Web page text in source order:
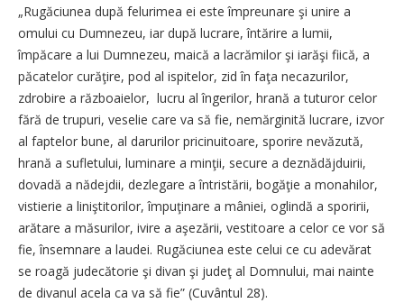
„Rugăciunea după felurimea ei este împreunare şi unire a
omului cu Dumnezeu, iar după lucrare, întărire a lumii,
împăcare a lui Dumnezeu, maică a lacrămilor şi iarăşi fiică, a
păcatelor curăţire, pod al ispitelor, zid în faţa necazurilor,
zdrobire a războaielor, lucru al îngerilor, hrană a tuturor celor
fără de trupuri, veselie care va să fie, nemărginită lucrare, izvor
al faptelor bune, al darurilor pricinuitoare, sporire nevăzută,
hrană a sufletului, luminare a minţii, secure a deznădăjduirii,
dovadă a nădejdii, dezlegare a întristării, bogăţie a monahilor,
vistierie a liniştitorilor, împuţinare a mâniei, oglindă a sporirii,
arătare a măsurilor, ivire a aşezării, vestitoare a celor ce vor să
fie, însemnare a laudei. Rugăciunea este celui ce cu adevărat
se roagă judecătorie şi divan şi judeţ al Domnului, mai nainte
de divanul acela ca va să fie” (Cuvântul 28).